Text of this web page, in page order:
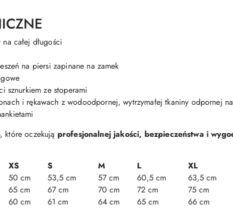
całej długości
na piersi zapinane na zamek
sznurkiem ze stoperami
i rękawach z wodoodpornej, wytrzymałej tkaniny odpornej
które oczekują profesjonalnej jakości, bezpieczeństwa i
XS S M L XL
50 cm 53,5 cm 57 cm 60,5 cm 63,5 cm
65 cm 67 cm 70 cm 72 cm 75 cm
60 cm 61 cm 64 cm 65 cm 66 cm